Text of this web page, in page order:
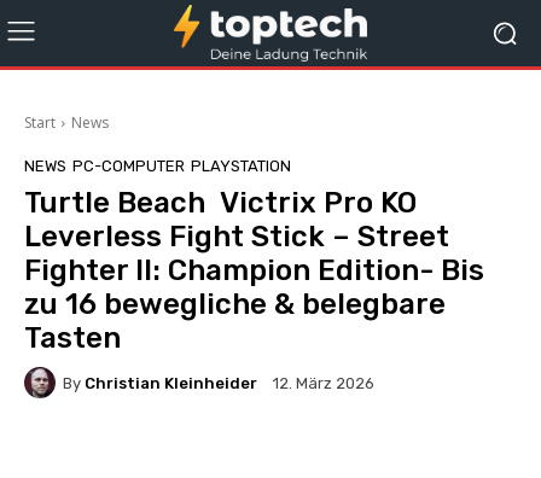
Start News
NEWS PC-COMPUTER PLAYSTATION
Turtle Beach Victrix Pro KO
Leverless Fight Stick – Street
Fighter II: Champion Edition- Bis
zu 16 bewegliche & belegbare
Tasten
By Christian Kleinheider 12. März 2026